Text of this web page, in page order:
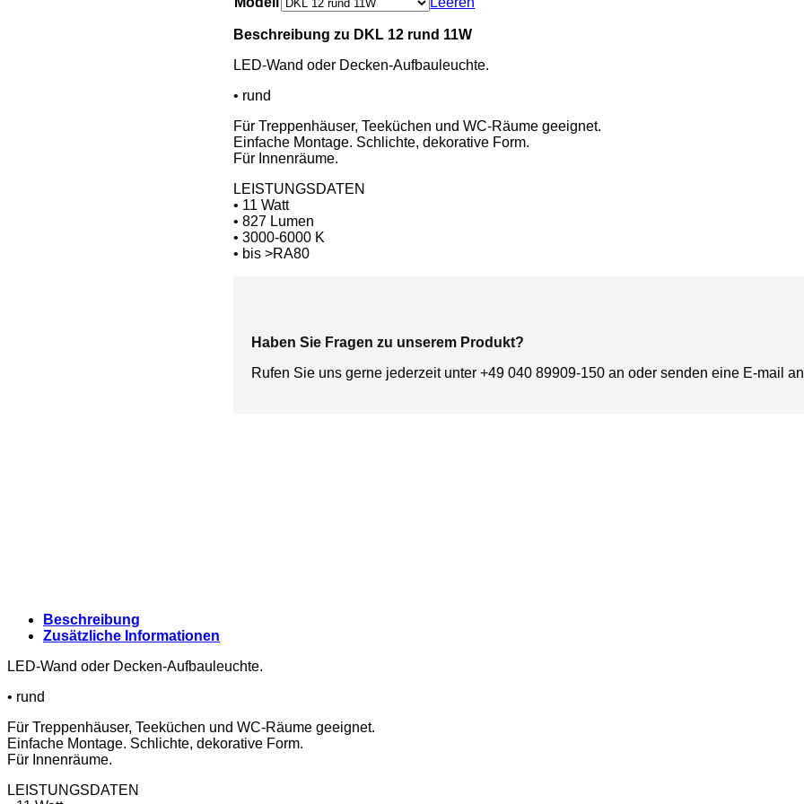
Beschreibung zu DKL 12 rund 11W
LED-Wand oder Decken-Aufbauleuchte.
• rund
Für Treppenhäuser, Teeküchen und WC-Räume geeignet.
Einfache Montage. Schlichte, dekorative Form.
Für Innenräume.
LEISTUNGSDATEN
• 11 Watt
• 827 Lumen
• 3000-6000 K
• bis >RA80
Haben Sie Fragen zu unserem Produkt?
Rufen Sie uns gerne jederzeit unter +49 040 89909-150 an oder senden eine E-mail an
Beschreibung
Zusätzliche Informationen
LED-Wand oder Decken-Aufbauleuchte.
• rund
Für Treppenhäuser, Teeküchen und WC-Räume geeignet.
Einfache Montage. Schlichte, dekorative Form.
Für Innenräume.
LEISTUNGSDATEN